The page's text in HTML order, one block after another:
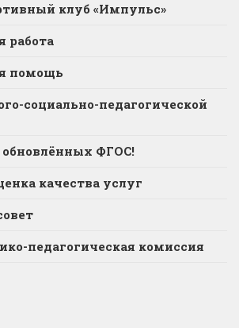
клуб «Импульс»
работа
помощь
социально-педагогической
обновлённых ФГОС!
качества услуг
педагогическая комиссия